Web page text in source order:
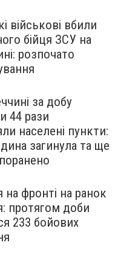
військові вбили
бійця ЗСУ на
розпочато
за добу
44 рази
населені пункти:
загинула та ще
на фронті на ранок
протягом доби
233 бойових